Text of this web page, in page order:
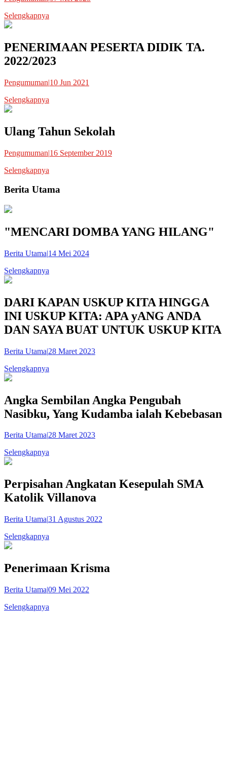
Selengkapnya
PENERIMAAN PESERTA DIDIK TA.
2022/2023
Pengumuman|10 Jun 2021
Selengkapnya
Ulang Tahun Sekolah
Pengumuman|16 September 2019
Selengkapnya
Berita Utama
"MENCARI DOMBA YANG HILANG"
Berita Utama|14 Mei 2024
Selengkapnya
DARI KAPAN USKUP KITA HINGGA
INI USKUP KITA: APA yANG ANDA
DAN SAYA BUAT UNTUK USKUP KITA
Berita Utama|28 Maret 2023
Selengkapnya
Angka Sembilan Angka Pengubah
Nasibku, Yang Kudamba ialah Kebebasan
Berita Utama|28 Maret 2023
Selengkapnya
Perpisahan Angkatan Kesepulah SMA
Katolik Villanova
Berita Utama|31 Agustus 2022
Selengkapnya
Penerimaan Krisma
Berita Utama|09 Mei 2022
Selengkapnya